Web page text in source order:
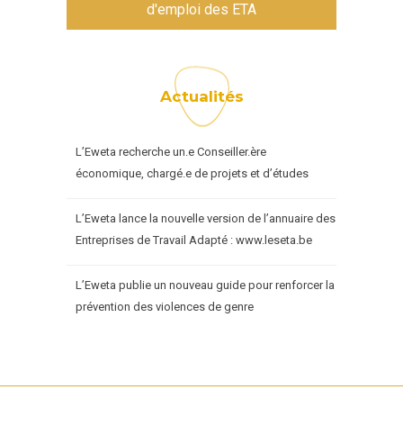
d'emploi des ETA
Actualités
L’Eweta recherche un.e Conseiller.ère
économique, chargé.e de projets et d’études
L’Eweta lance la nouvelle version de l’annuaire des
Entreprises de Travail Adapté : www.leseta.be
L’Eweta publie un nouveau guide pour renforcer la
prévention des violences de genre